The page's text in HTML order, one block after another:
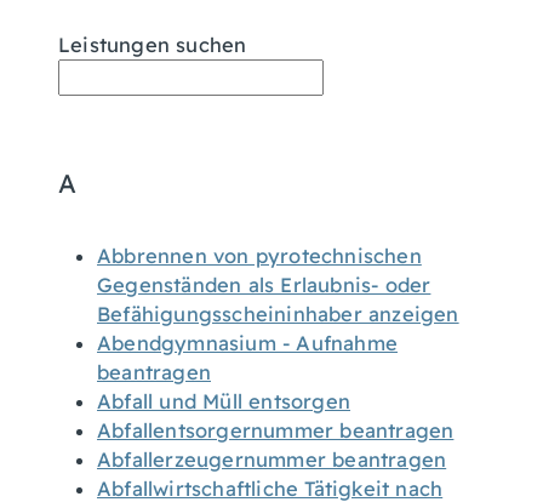
Leistungen suchen
A
Abbrennen von pyrotechnischen
Gegenständen als Erlaubnis- oder
Befähigungsscheininhaber anzeigen
Abendgymnasium - Aufnahme
beantragen
Abfall und Müll entsorgen
Abfallentsorgernummer beantragen
Abfallerzeugernummer beantragen
Abfallwirtschaftliche Tätigkeit nach